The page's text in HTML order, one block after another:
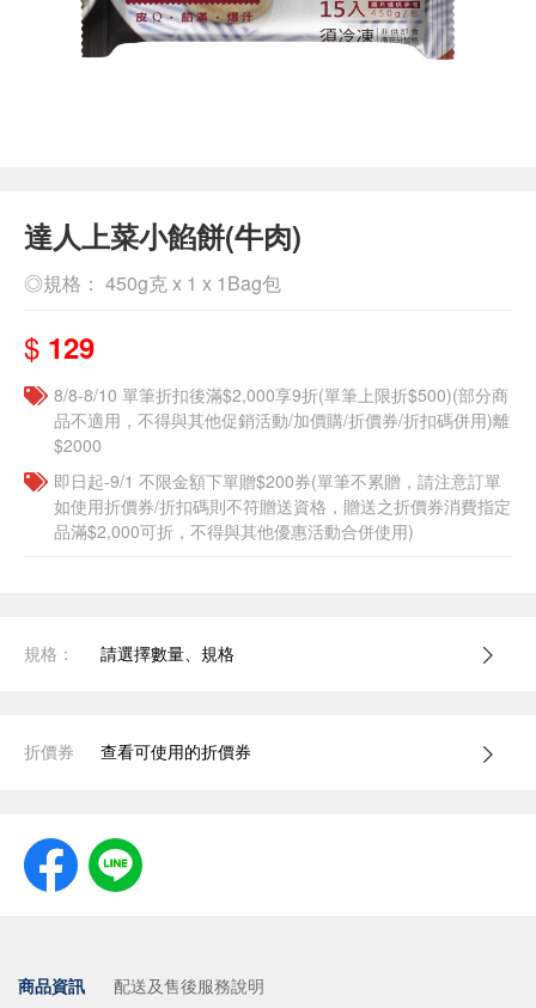
達人上菜小餡餅(牛肉)
◎規格： 450g克 x 1 x 1Bag包
$ 129
8/8-8/10 單筆折扣後滿$2,000享9折(單筆上限折$500)(部分商
品不適用，不得與其他促銷活動/加價購/折價券/折扣碼併用)離
$2000
即日起-9/1 不限金額下單贈$200券(單筆不累贈，請注意訂單
如使用折價券/折扣碼則不符贈送資格，贈送之折價券消費指定
品滿$2,000可折，不得與其他優惠活動合併使用)
規格： 請選擇數量、規格
折價券 查看可使用的折價券
商品資訊 配送及售後服務說明